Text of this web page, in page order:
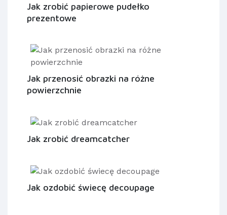
Jak zrobić papierowe pudełko
prezentowe
Jak przenosić obrazki na różne
powierzchnie
Jak zrobić dreamcatcher
Jak ozdobić świecę decoupage